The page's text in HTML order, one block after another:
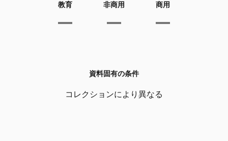
教育 非商用 商用
資料固有の条件
コレクションにより異なる